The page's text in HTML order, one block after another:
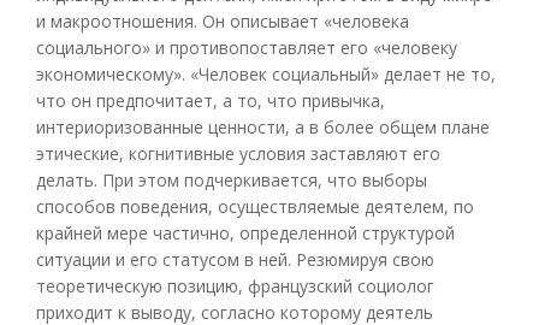
и макроотношения. Он описывает «человека
социального» и противопоставляет его «человеку
экономическому». «Человек социальный» делает не то,
что он предпочитает, а то, что привычка,
интериоризованные ценности, а в более общем плане
этические, когнитивные условия заставляют его
делать. При этом подчеркивается, что выборы
способов поведения, осуществляемые деятелем, по
крайней мере частично, определенной структурой
ситуации и его статусом в ней. Резюмируя свою
теоретическую позицию, французский социолог
приходит к выводу, согласно которому деятель